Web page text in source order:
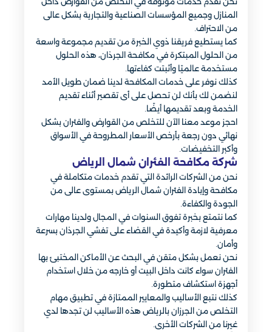
المنازل وجميع المؤسسات الصناعية والتجارية بشكل عالى
من الاحتراف.
كما يستطيع فريقنا ذوي الخبرة من تقديم مجموعة واسعة
من الحلول المبتكرة في مكافحة الجرذان، هذه الحلول
مستخدمة عالميًا وأثبتت كفاءتها.
كذلك نوفر على خدمات المكافحة لدينا ضمان طويل الأمد
لنضمن لك بأنك لن تحصل على أى تقصير أثناء تقديم
الخدمة وبعد تقديمها أيضًا.
احجز موعد معنا الآن للتخلص من القوارض والفئران بشكل
نهائي دون رجعة بأرخص الأسعار المطروحة في الأسواق
وأكبر التخفيضات.
شركة مكافحة الفئران شمال الرياض
نحن من الشركات الرائدة التي تقدم خدمات متكاملة في
مكافحة وإبادة الفئران شمال الرياض بمستوى عالى من
الجودة والكفاءة.
كما نتمتع بخبرة تفوق السنوات في المجال ولدينا مهارات
معرفية لازمة وأكيدة في القضاء على تفشي الجرذان بسرعة
وأمان.
نحن نعمل بشكل متقن في البحث عن الأماكن المختبئ بها
الفئران سواء كانت داخل البيت أو خارجه من خلال استخدام
أجهزة استكشاف متطورة.
كذلك نتبع الأساليب والمعايير الممتازة في تطبيق مهام
التخلص من الجرزان بالرياض هذه الأساليب لن تجدها لدي
غيرنا من الشركات الأخرى.